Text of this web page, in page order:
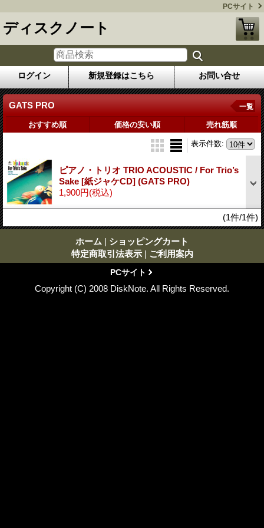
PCサイト
ディスクノート
ログイン 新規登録はこちら お問い合せ
GATS PRO 一覧
おすすめ順 価格の安い順 売れ筋順
表示件数:
ピアノ・トリオ TRIO ACOUSTIC / For Trio’s
Sake [紙ジャケCD] (GATS PRO)
1,900円(税込)
(1件/1件)
ホーム | ショッピングカート
特定商取引法表示 | ご利用案内
PCサイト
Copyright (C) 2008 DiskNote. All Rights Reserved.